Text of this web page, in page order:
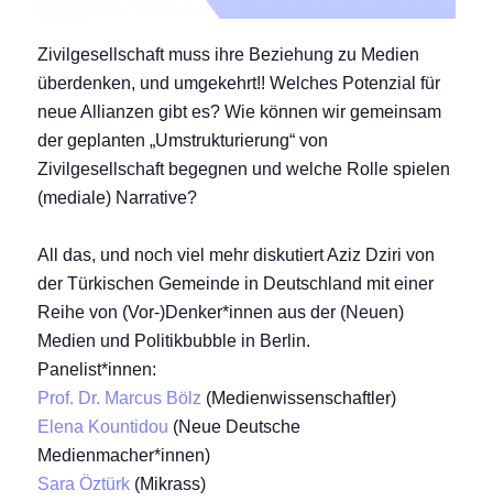
Zivilgesellschaft muss ihre Beziehung zu Medien
überdenken, und umgekehrt!! Welches Potenzial für
neue Allianzen gibt es? Wie können wir gemeinsam
der geplanten „Umstrukturierung“ von
Zivilgesellschaft begegnen und welche Rolle spielen
(mediale) Narrative?
All das, und noch viel mehr diskutiert Aziz Dziri von
der Türkischen Gemeinde in Deutschland mit einer
Reihe von (Vor-)Denker*innen aus der (Neuen)
Medien und Politikbubble in Berlin.
Panelist*innen:
Prof. Dr. Marcus Bölz (Medienwissenschaftler)
Elena Kountidou (Neue Deutsche
Medienmacher*innen)
Sara Öztürk(Mikrass)